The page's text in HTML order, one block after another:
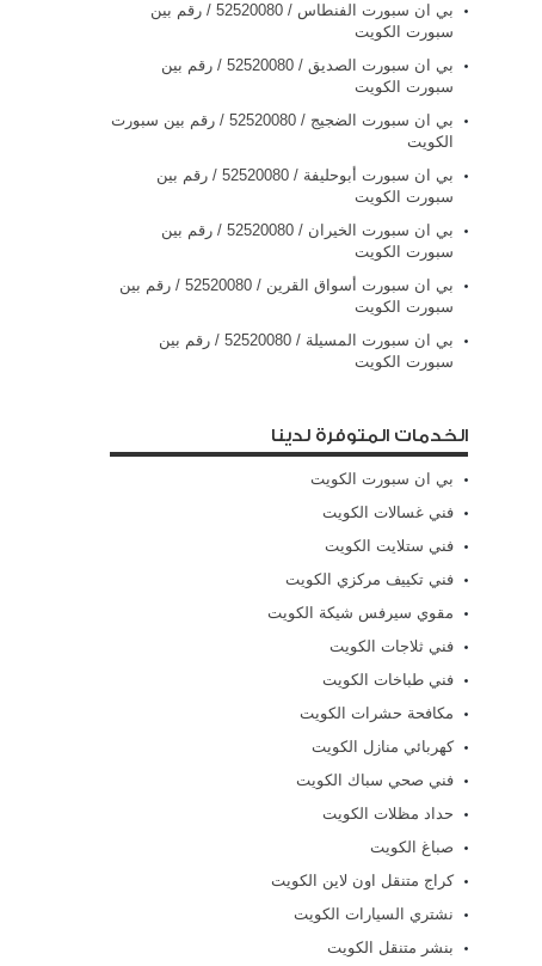
بي ان سبورت الفنطاس / 52520080 / رقم بين
سبورت الكويت
بي ان سبورت الصديق / 52520080 / رقم بين
سبورت الكويت
بي ان سبورت الضجيج / 52520080 / رقم بين سبورت
الكويت
بي ان سبورت أبوحليفة / 52520080 / رقم بين
سبورت الكويت
بي ان سبورت الخيران / 52520080 / رقم بين
سبورت الكويت
بي ان سبورت أسواق القرين / 52520080 / رقم بين
سبورت الكويت
بي ان سبورت المسيلة / 52520080 / رقم بين
سبورت الكويت
الخدمات المتوفرة لدينا
بي ان سبورت الكويت
فني غسالات الكويت
فني ستلايت الكويت
فني تكييف مركزي الكويت
مقوي سيرفس شيكة الكويت
فني ثلاجات الكويت
فني طباخات الكويت
مكافحة حشرات الكويت
كهربائي منازل الكويت
فني صحي سباك الكويت
حداد مظلات الكويت
صباغ الكويت
كراج متنقل اون لاين الكويت
نشتري السيارات الكويت
بنشر متنقل الكويت